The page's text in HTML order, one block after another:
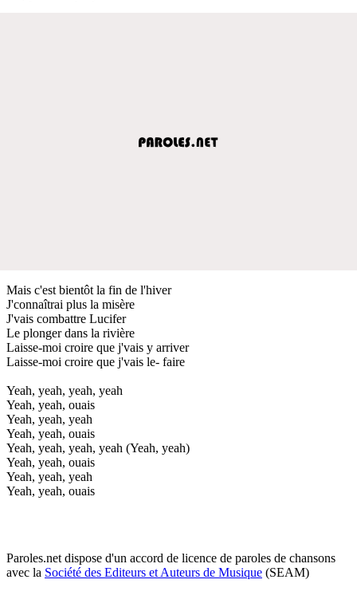
Mais c'est bientôt la fin de l'hiver
J'connaîtrai plus la misère
J'vais combattre Lucifer
Le plonger dans la rivière
Laisse-moi croire que j'vais y arriver
Laisse-moi croire que j'vais le- faire
Yeah, yeah, yeah, yeah
Yeah, yeah, ouais
Yeah, yeah, yeah
Yeah, yeah, ouais
Yeah, yeah, yeah, yeah (Yeah, yeah)
Yeah, yeah, ouais
Yeah, yeah, yeah
Yeah, yeah, ouais
Paroles.net dispose d'un accord de licence de paroles de chansons
avec la Société des Editeurs et Auteurs de Musique (SEAM)